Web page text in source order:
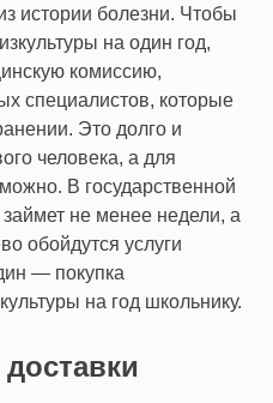
истории болезни. Чтобы
на один год,
комиссию,
специалистов, которые
Это долго и
человека, а для
В государственной
не менее недели, а
обойдутся услуги
— покупка
на год школьнику.